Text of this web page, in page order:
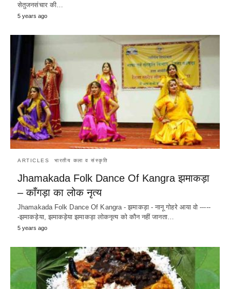
सेतुजनसंचार की…
5 years ago
ARTICLES भारतीय कला व संस्कृति
Jhamakada Folk Dance Of Kangra झमाकड़ा
– काँगड़ा का लोक नृत्य
Jhamakada Folk Dance Of Kangra - झमाकड़ा - नानू गोहरे आया वो -----
-झमाकड़ेया, झमाकड़ेया झमाकड़ा लोकनृत्य को कौन नहीं जानता…
5 years ago